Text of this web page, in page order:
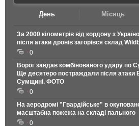
День Місяць
За 2000 кілометрів від кордону з
після атаки дронів загорівся склад
0
Ворог завдав комбінованого удару по
Ще десятеро постраждали після атаки
Сумщині. ФОТО
0
На аеродромі "Гвардійське" в
масштабна пожежа на складі пального
0